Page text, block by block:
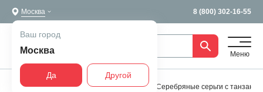
Москва 8 (800) 302-16-55
Ваш город
Москва
Да Другой
Меню
Главная Все украшения Серьги Серебряные серьги с